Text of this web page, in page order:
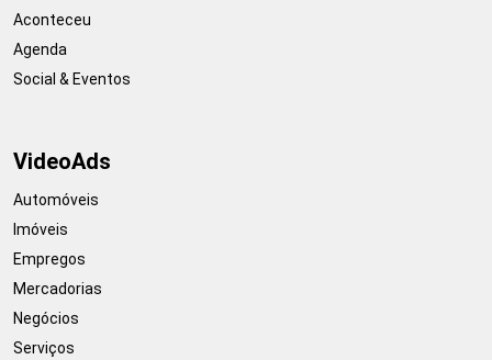
Aconteceu
Agenda
Social & Eventos
VideoAds
Automóveis
Imóveis
Empregos
Mercadorias
Negócios
Serviços